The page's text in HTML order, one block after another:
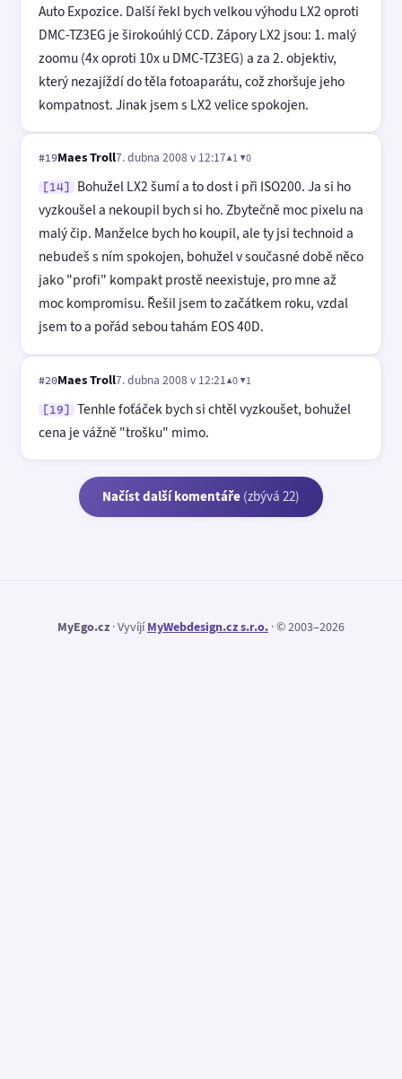
Auto Expozice. Další řekl bych velkou výhodu LX2 oproti
DMC-TZ3EG je širokoúhlý CCD. Zápory LX2 jsou: 1. malý
zoomu (4x oproti 10x u DMC-TZ3EG) a za 2. objektiv,
který nezajíždí do těla fotoaparátu, což zhoršuje jeho
kompatnost. Jinak jsem s LX2 velice spokojen.
#19Maes Troll7. dubna 2008 v 12:17▲1 ▼0
[14]
Bohužel LX2 šumí a to dost i při ISO200. Ja si ho
vyzkoušel a nekoupil bych si ho. Zbytečně moc pixelu na
malý čip. Manželce bych ho koupil, ale ty jsi technoid a
nebudeš s ním spokojen, bohužel v současné době něco
jako "profi" kompakt prostě neexistuje, pro mne až
moc kompromisu. Řešil jsem to začátkem roku, vzdal
jsem to a pořád sebou tahám EOS 40D.
#20Maes Troll7. dubna 2008 v 12:21▲0 ▼1
[19]
Tenhle foťáček bych si chtěl vyzkoušet, bohužel
cena je vážně "trošku" mimo.
Načíst další komentáře (zbývá 22)
MyEgo.cz · VyvíjíMyWebdesign.cz s.r.o. · © 2003–2026